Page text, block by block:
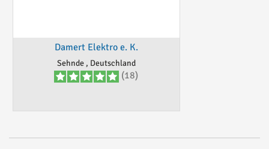
Damert Elektro e. K.
Sehnde , Deutschland
(18)